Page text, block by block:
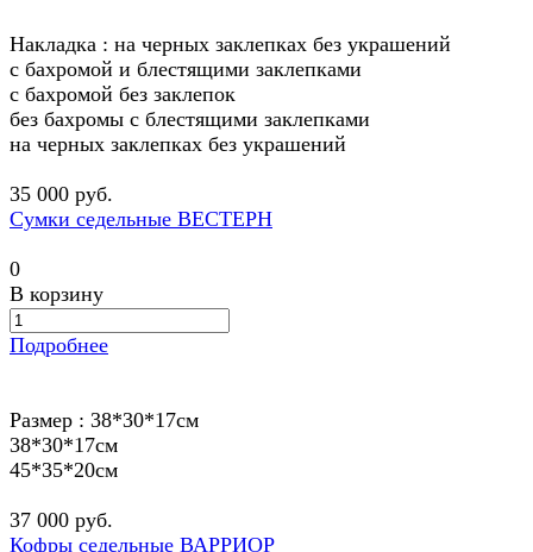
Накладка : на черных заклепках без украшений
с бахромой и блестящими заклепками
с бахромой без заклепок
без бахромы с блестящими заклепками
на черных заклепках без украшений
35 000 руб.
Сумки седельные ВЕСТЕРН
0
В корзину
Подробнее
Размер : 38*30*17см
38*30*17см
45*35*20см
37 000 руб.
Кофры седельные ВАРРИОР